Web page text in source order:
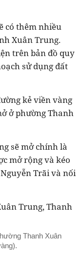
có thêm nhiều
Xuân Trung.
trên bản đồ quy
sử dụng đất
kẻ viền vàng
ở phườngThanh
sẽ mở chính là
mở rộng và kéo
Trãi và nối
Thanh Xuân